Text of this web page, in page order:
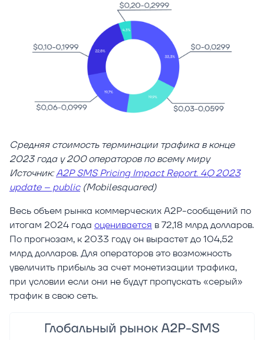
Средняя стоимость терминации трафика в конце
2023 года у 200 операторов по всему миру
Источник:A2P SMS Pricing Impact Report. 4Q 2023
update – public(Mobilesquared)
Весь объем рынка коммерческих A2P-сообщений по
итогам 2024 года оценивается в 72,18 млрд долларов.
По прогнозам, к 2033 году он вырастет до 104,52
млрд долларов. Для операторов это возможность
увеличить прибыль за счет монетизации трафика,
при условии если они не будут пропускать «серый»
трафик в свою сеть.